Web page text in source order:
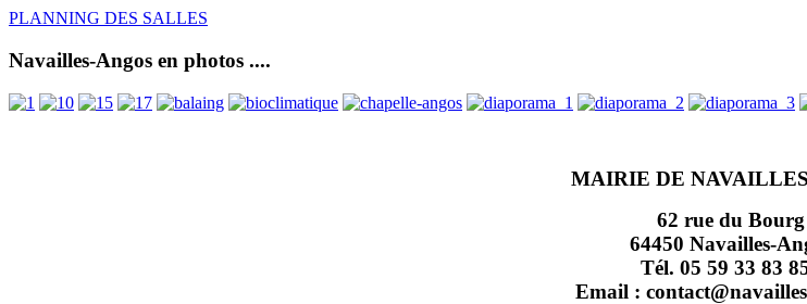
PLANNING DES SALLES
Navailles-Angos en photos ....
MAIRIE DE
62 rue du Bourg
64450 Navailles-
Tél. 05 59 33 83
Email :